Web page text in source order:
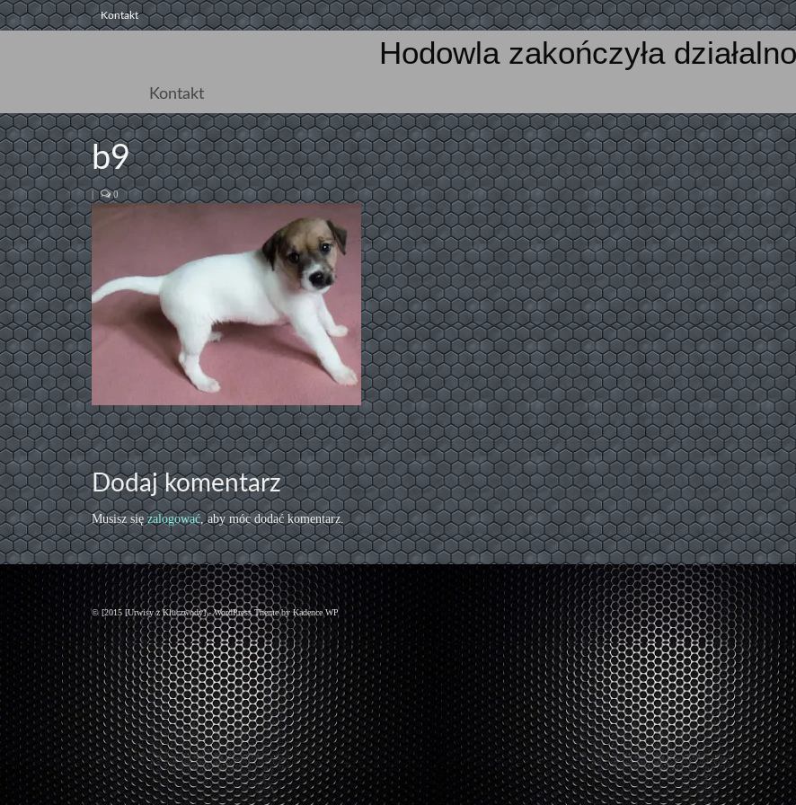
Kontakt
Hodowla zakończyła
Kontakt
b9
| 0
Dodaj komentarz
Musisz sięzalogować, aby móc dodać komentarz.
© [2015 [Urwisy z Kluczwody] - WordPress Theme byKadence WP